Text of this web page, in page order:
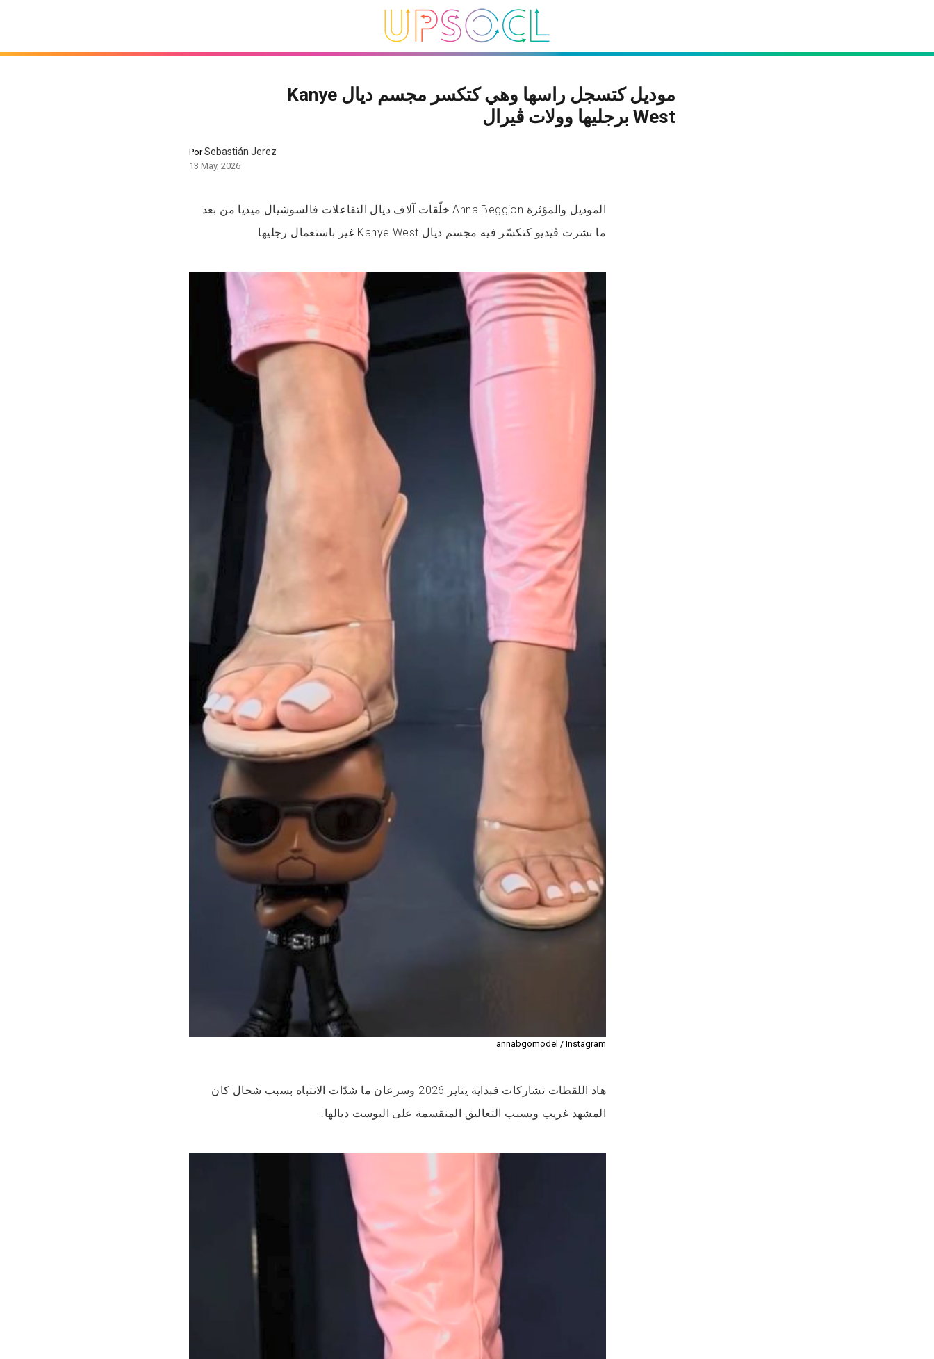
موديل كتسجل راسها وهي كتكسر مجسم ديال Kanye
West برجليها وولات ڤيرال
PorSebastián Jerez
13 May, 2026
الموديل والمؤثرة Anna Beggion خلّقات آلاف ديال التفاعلات فالسوشيال ميديا من بعد
ما نشرت ڤيديو كتكسّر فيه مجسم ديال Kanye West غير باستعمال رجليها.
annabgomodel / Instagram
هاد اللقطات تشاركات فبداية يناير 2026 وسرعان ما شدّات الانتباه بسبب شحال كان
المشهد غريب وبسبب التعاليق المنقسمة على البوست ديالها.